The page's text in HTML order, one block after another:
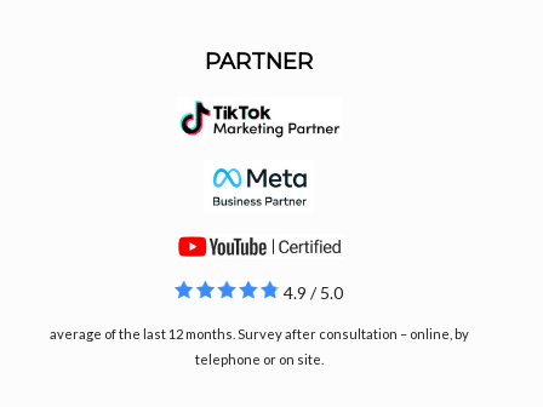
PARTNER
4.9 / 5.0
average of the last 12 months. Survey after consultation – online, by
telephone or on site.